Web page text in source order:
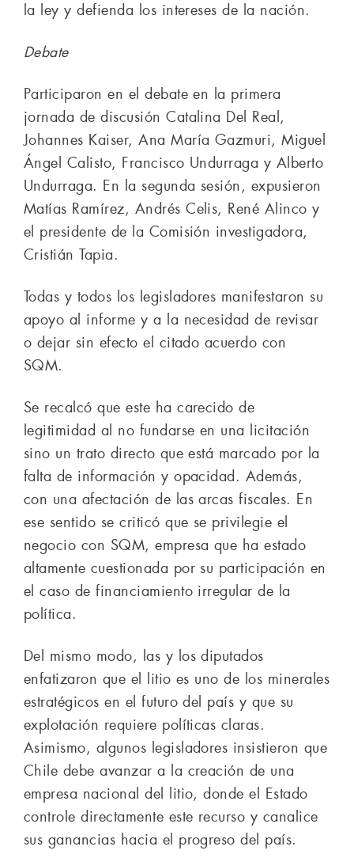
la ley y defienda los intereses de la nación.
Debate
Participaron en el debate en la primera
jornada de discusión Catalina Del Real,
Johannes Kaiser, Ana María Gazmuri, Miguel
Ángel Calisto, Francisco Undurraga y Alberto
Undurraga. En la segunda sesión, expusieron
Matías Ramírez, Andrés Celis, René Alinco y
el presidente de la Comisión investigadora,
Cristián Tapia.
Todas y todos los legisladores manifestaron su
apoyo al informe y a la necesidad de revisar
o dejar sin efecto el citado acuerdo con
SQM.
Se recalcó que este ha carecido de
legitimidad al no fundarse en una licitación
sino un trato directo que está marcado por la
falta de información y opacidad. Además,
con una afectación de las arcas fiscales. En
ese sentido se criticó que se privilegie el
negocio con SQM, empresa que ha estado
altamente cuestionada por su participación en
el caso de financiamiento irregular de la
política.
Del mismo modo, las y los diputados
enfatizaron que el litio es uno de los minerales
estratégicos en el futuro del país y que su
explotación requiere políticas claras.
Asimismo, algunos legisladores insistieron que
Chile debe avanzar a la creación de una
empresa nacional del litio, donde el Estado
controle directamente este recurso y canalice
sus ganancias hacia el progreso del país.